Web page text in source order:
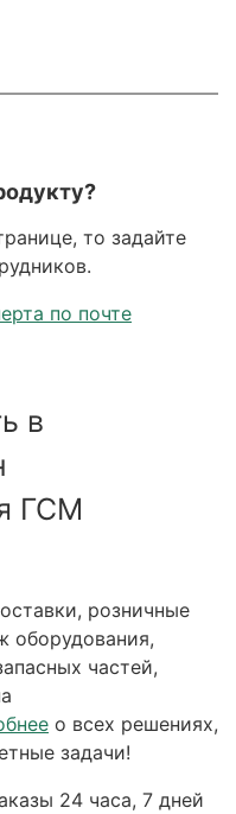
то задайте
по почте
в
ГСМ
розничные
оборудования,
частей,
о всех решениях,
задачи!
24 часа, 7 дней